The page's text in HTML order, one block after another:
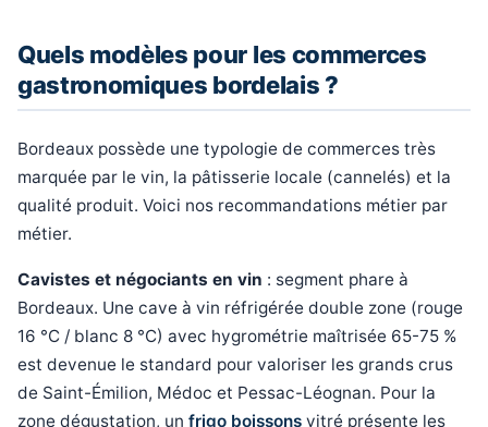
Quels modèles pour les commerces
gastronomiques bordelais ?
Bordeaux possède une typologie de commerces très
marquée par le vin, la pâtisserie locale (cannelés) et la
qualité produit. Voici nos recommandations métier par
métier.
Cavistes et négociants en vin : segment phare à
Bordeaux. Une cave à vin réfrigérée double zone (rouge
16 °C / blanc 8 °C) avec hygrométrie maîtrisée 65-75 %
est devenue le standard pour valoriser les grands crus
de Saint-Émilion, Médoc et Pessac-Léognan. Pour la
zone dégustation, un frigo boissons vitré présente les